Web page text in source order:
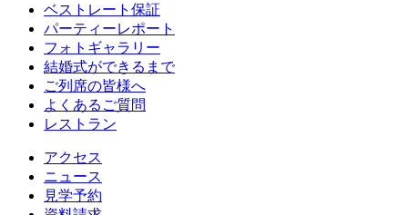
ベストレート保証
パーティーレポート
フォトギャラリー
結婚式ができるまで
ご列席の皆様へ
よくあるご質問
レストラン
アクセス
ニュース
見学予約